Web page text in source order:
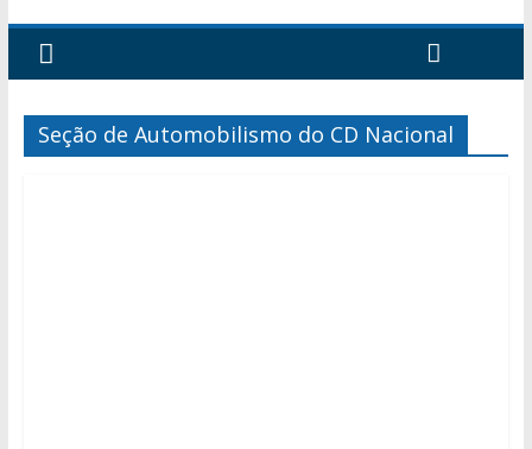
Seção de Automobilismo do CD Nacional